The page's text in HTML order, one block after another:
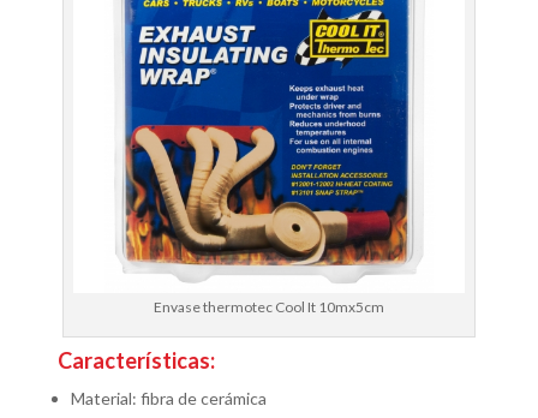
Envase thermotec Cool It 10mx5cm
Características:
Material: fibra de cerámica